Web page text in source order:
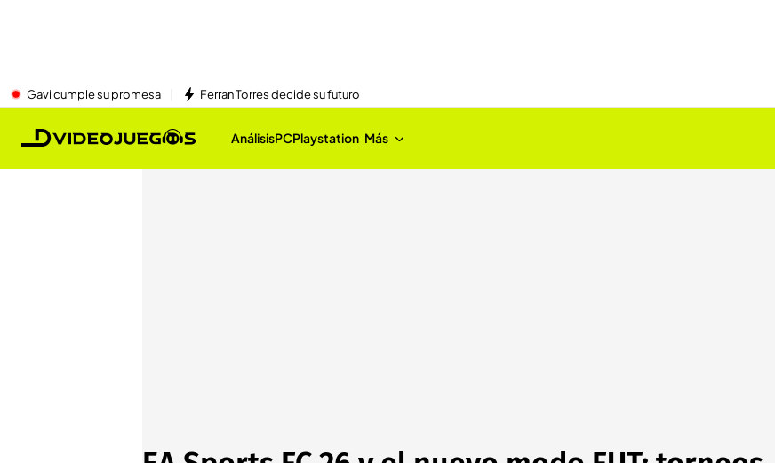
Gavi cumple su promesa Ferran Torres decide su futuro
AnálisisPCPlaystation Más